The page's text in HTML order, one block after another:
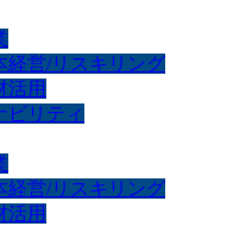
経営/リスキリング
活用
ビリティ
経営/リスキリング
活用